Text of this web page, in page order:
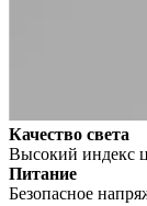
Качество света
Высокий индекс
Питание
Безопасное